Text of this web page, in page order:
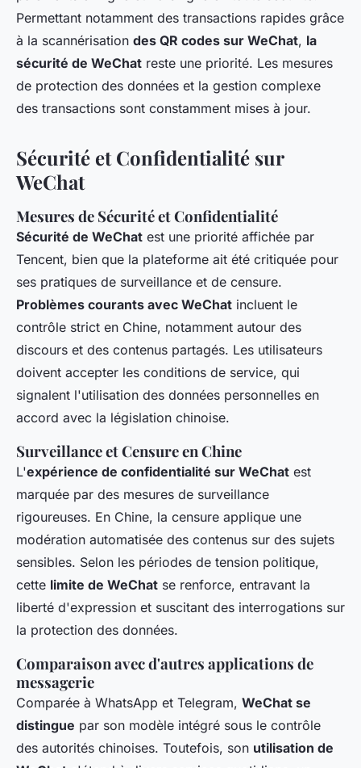
Permettant notamment des transactions rapides grâce
à la scannérisation des QR codes sur WeChat, la
sécurité de WeChat reste une priorité. Les mesures
de protection des données et la gestion complexe
des transactions sont constamment mises à jour.
Sécurité et Confidentialité sur
WeChat
Mesures de Sécurité et Confidentialité
Sécurité de WeChat est une priorité affichée par
Tencent, bien que la plateforme ait été critiquée pour
ses pratiques de surveillance et de censure.
Problèmes courants avec WeChat incluent le
contrôle strict en Chine, notamment autour des
discours et des contenus partagés. Les utilisateurs
doivent accepter les conditions de service, qui
signalent l'utilisation des données personnelles en
accord avec la législation chinoise.
Surveillance et Censure en Chine
L'expérience de confidentialité sur WeChat est
marquée par des mesures de surveillance
rigoureuses. En Chine, la censure applique une
modération automatisée des contenus sur des sujets
sensibles. Selon les périodes de tension politique,
cette limite de WeChat se renforce, entravant la
liberté d'expression et suscitant des interrogations sur
la protection des données.
Comparaison avec d'autres applications de
messagerie
Comparée à WhatsApp et Telegram, WeChat se
distingue par son modèle intégré sous le contrôle
des autorités chinoises. Toutefois, son utilisation de